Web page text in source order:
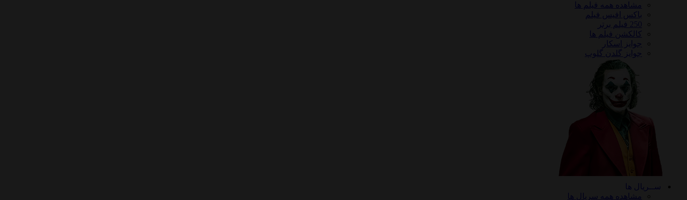
مشاهده همه فیلم ها
باکس افیس فیلم
250 فیلم برتر
کالکشن فیلم ها
جوایز اسکار
جوایز گلدن گلوپ
ســریال ها
مشاهده همه سریال ها